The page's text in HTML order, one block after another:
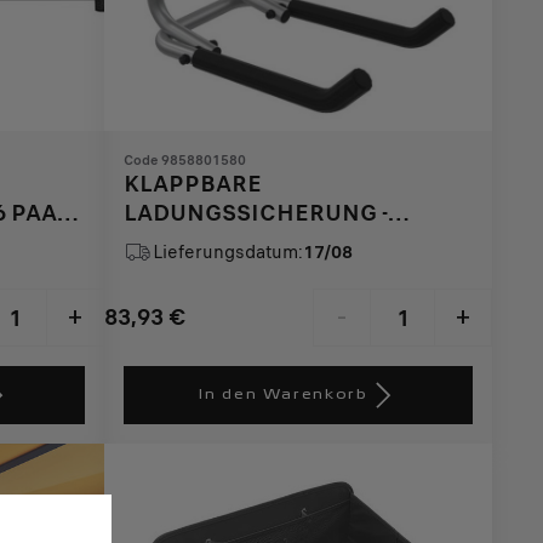
PAAR
+
Code 9858801580
KLAPPBARE
LADUNGSSICHERUNG -
ALUMINIUM
Lieferungsdatum:17/08
83,93 €
Price
83,93
- +
Quantity
to:
In den Warenkorb